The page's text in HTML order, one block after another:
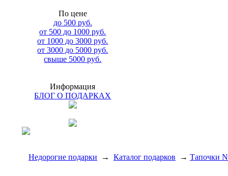
По цене
до 500 руб.
от 500 до 1000 руб.
от 1000 до 3000 руб.
от 3000 до 5000 руб.
свыше 5000 руб.
Информация
БЛОГ О ПОДАРКАХ
Недорогие подарки → Каталог подарков → Тапочки